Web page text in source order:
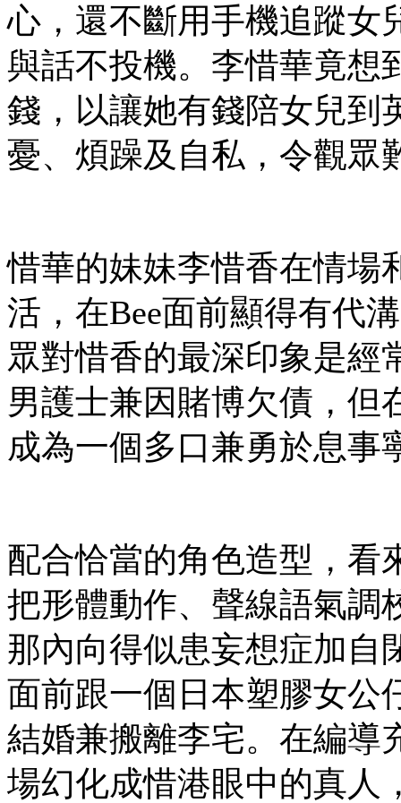
心，還不斷用手機追蹤女
與話不投機。李惜華竟想
錢，以讓她有錢陪女兒
憂、煩躁及自私，令觀眾
惜華的妹妹李惜香在情場
活，在Bee面前顯得有代
眾對惜香的最深印象是經
男護士兼因賭博欠債，但
成為一個多口兼勇於息事
配合恰當的角色造型，看
把形體動作、聲線語氣調
那內向得似患妄想症加自
面前跟一個日本塑膠女公
結婚兼搬離李宅。在編導
場幻化成惜港眼中的真人